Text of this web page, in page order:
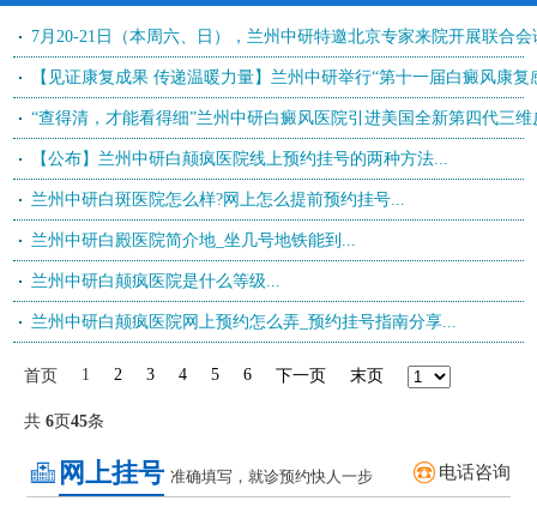
7月20-21日（本周六、日），兰州中研特邀北京专家来院开展联合
【见证康复成果 传递温暖力量】兰州中研举行“第十一届白癜风康复
“查得清，才能看得细”兰州中研白癜风医院引进美国全新第四代三维
【公布】兰州中研白颠疯医院线上预约挂号的两种方法...
兰州中研白斑医院怎么样?网上怎么提前预约挂号...
兰州中研白殿医院简介地_坐几号地铁能到...
兰州中研白颠疯医院是什么等级...
兰州中研白颠疯医院网上预约怎么弄_预约挂号指南分享...
首页 1 2 3 4 5 6 下一页 末页
共 6页45条
网上挂号 准确填写，就诊预约快人一步 电话咨询